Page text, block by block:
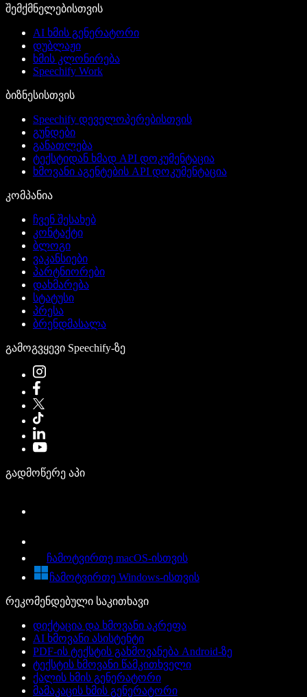
შემქმნელებისთვის
AI ხმის გენერატორი
დუბლაჟი
ხმის კლონირება
Speechify Work
ბიზნესისთვის
Speechify დეველოპერებისთვის
გუნდები
განათლება
ტექსტიდან ხმად API დოკუმენტაცია
ხმოვანი აგენტების API დოკუმენტაცია
კომპანია
ჩვენ შესახებ
კონტაქტი
ბლოგი
ვაკანსიები
პარტნიორები
დახმარება
სტატუსი
პრესა
ბრენდმასალა
გამოგვყევი Speechify-ზე
გადმოწერე აპი
ჩამოტვირთე macOS-ისთვის
ჩამოტვირთე Windows-ისთვის
რეკომენდებული საკითხავი
დიქტაცია და ხმოვანი აკრეფა
AI ხმოვანი ასისტენტი
PDF-ის ტექსტის გახმოვანება Android-ზე
ტექსტის ხმოვანი წამკითხველი
ქალის ხმის გენერატორი
მამაკაცის ხმის გენერატორი